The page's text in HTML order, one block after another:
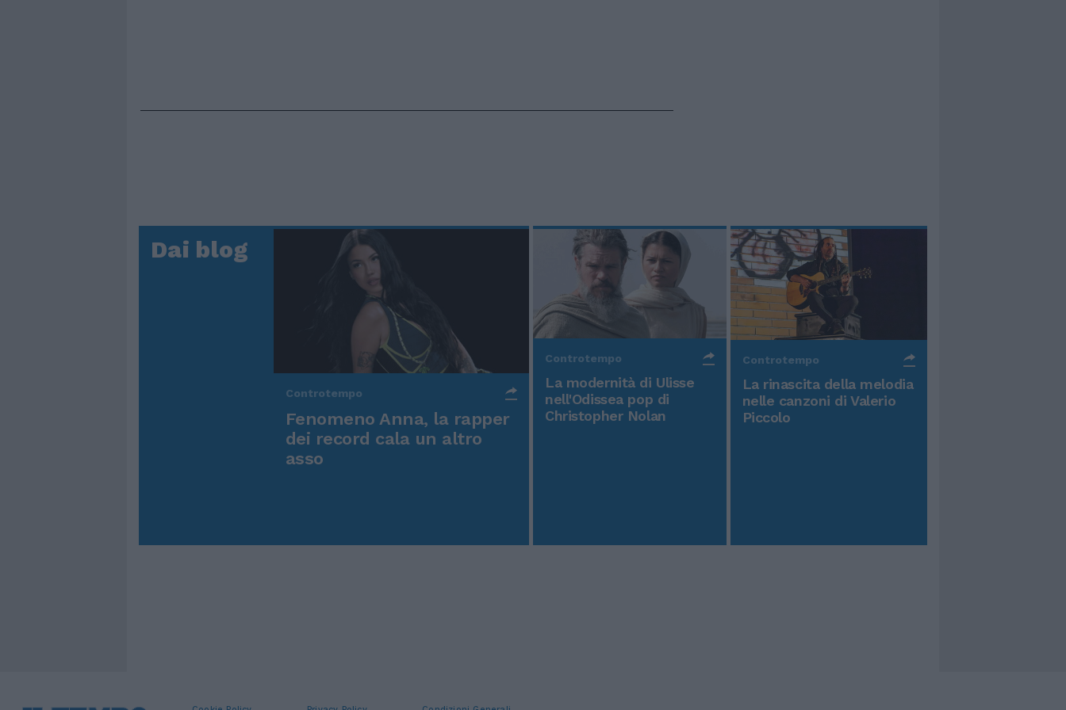
Dai blog
Controtempo
Fenomeno Anna, la rapper
dei record cala un altro
asso
Controtempo
La modernità di Ulisse
nell'Odissea pop di
Christopher Nolan
Controtempo
La rinascita della melodia
nelle canzoni di Valerio
Piccolo